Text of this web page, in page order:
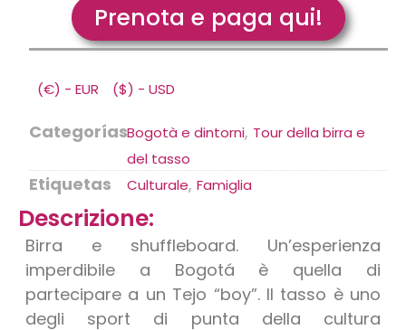
Prenota e paga qui!
(€) - EUR ($) - USD
CategoríasBogotà e dintorni, Tour della birra e
del tasso
Etiquetas Culturale,Famiglia
Descrizione:
Birra e shuffleboard. Un’esperienza
imperdibile a Bogotá è quella di
partecipare a un Tejo “boy”. Il tasso è uno
degli sport di punta della cultura